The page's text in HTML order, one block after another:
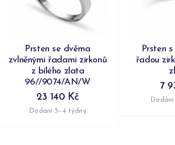
Prsten se dvěma
zvlněnými řadami zirkonů
z bílého zlata
96//9074/AN/W
23 140 Kč
Dodání 3–4 týdny
Prsten
řadou
7